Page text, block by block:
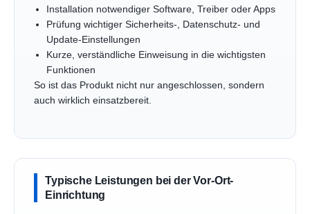
Installation notwendiger Software, Treiber oder Apps
Prüfung wichtiger Sicherheits-, Datenschutz- und
Update-Einstellungen
Kurze, verständliche Einweisung in die wichtigsten
Funktionen
So ist das Produkt nicht nur angeschlossen, sondern
auch wirklich einsatzbereit.
Typische Leistungen bei der Vor-Ort-
Einrichtung